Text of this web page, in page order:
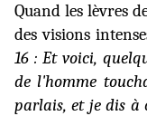
Quand les lèvres
des visions
16 : Et voici,
de l'homme
parlais, et je dis à